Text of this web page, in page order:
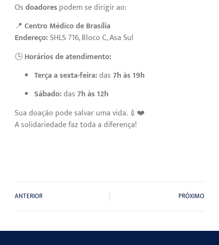
Osdoadorespodem se dirigir ao:
📍 Centro Médico de Brasília
Endereço:SHLS 716, Bloco C, Asa Sul
🕒Horários de atendimento:
Terça a sexta-feira:das7h às 19h
Sábado:das7h às 12h
Sua doação pode salvar uma vida. 💉❤️
A solidariedade faz toda a diferença!
ANTERIOR PRÓXIMO